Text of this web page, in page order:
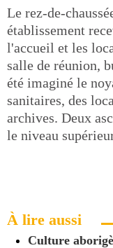
Le rez-de-
établissement
l'accueil et les
salle de réunion,
été imaginé le
sanitaires, des
archives. Deux
le niveau
À lire aussi
Culture